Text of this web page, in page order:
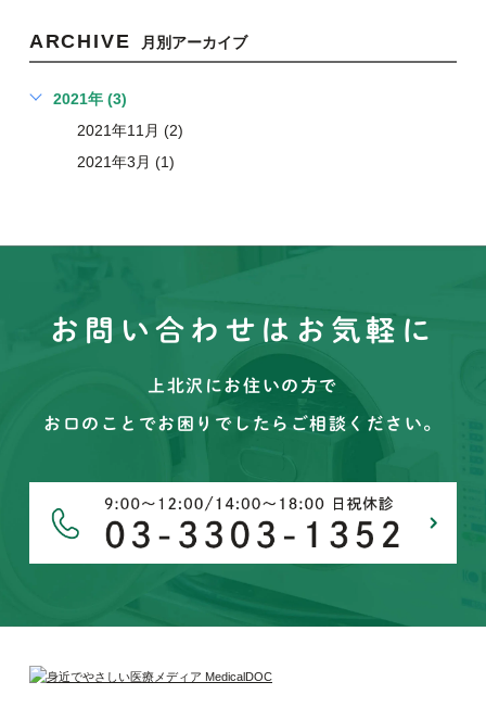
ARCHIVE 月別アーカイブ
2021年 (3)
2021年11月 (2)
2021年3月 (1)
お問い合わせはお気軽に
上北沢にお住いの方で
お口のことでお困りでしたらご相談ください。